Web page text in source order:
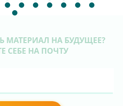
МАТЕРИАЛ НА БУДУЩЕЕ?
СЕБЕ НА ПОЧТУ